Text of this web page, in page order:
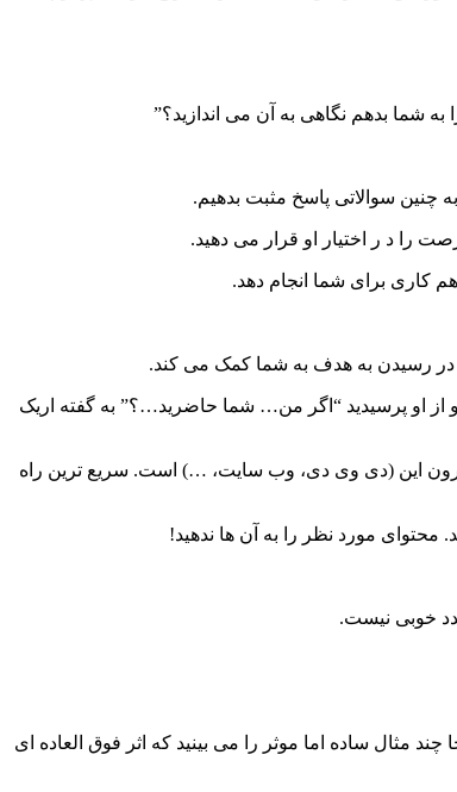
شما بدهم نگاهی به آن می اندازید؟”
چنین سوالاتی پاسخ مثبت بدهیم.
را د ر اختیار او قرار می دهید.
کاری برای شما انجام دهد.
در رسیدن به هدف به شما کمک می کند.
و از او پرسیدید “اگر من… شما حاضرید…؟” به گفته اریک
درون این (دی وی دی، وب سایت، …) است. سریع ترین راه
مثال ساده اما موثر را می بینید که اثر فوق العاده ای